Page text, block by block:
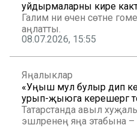
уйдырмаларны кире
Галим ни өчен сөтне
аңлатты.
08.07.2026, 15:55
Яңалыклар
«Уңыш мул булыр дип
урып-җыюга керешергә
Татарстанда авыл
эшләренең яңа этабына –